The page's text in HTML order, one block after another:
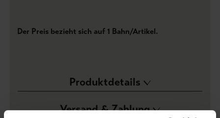
Der Preis bezieht sich auf 1 Bahn/Artikel.
Produktdetails
Versand & Zahlung